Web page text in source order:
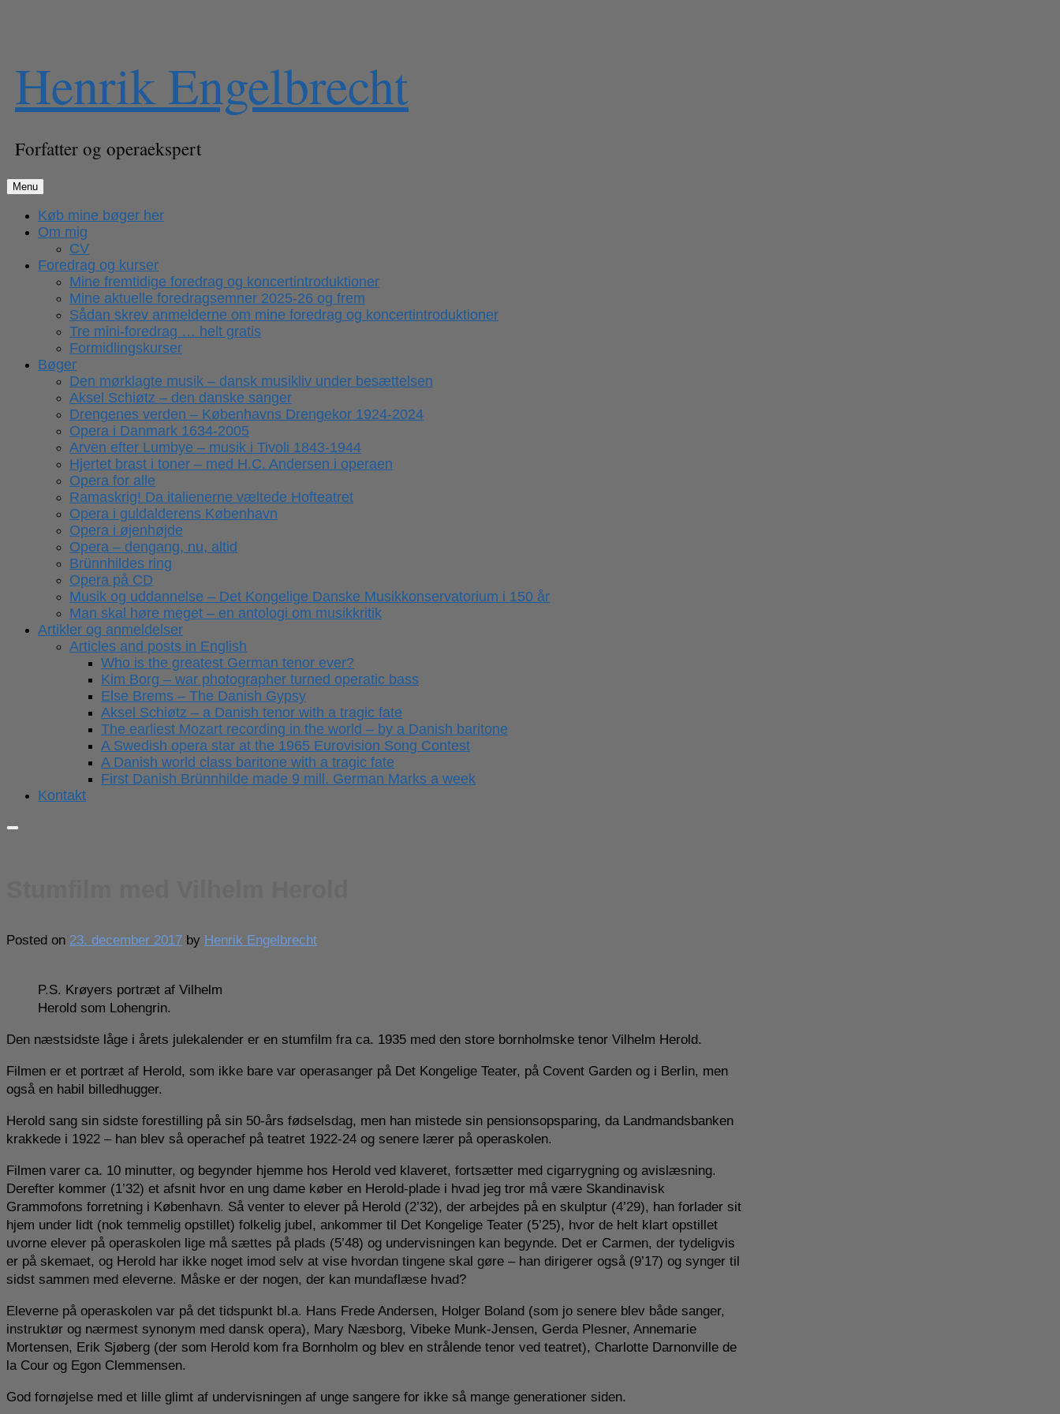
content
Henrik Engelbrecht
Forfatter og operaekspert
Menu
Køb mine bøger her
Om mig
CV
Foredrag og kurser
Mine fremtidige foredrag og koncertintroduktioner
Mine aktuelle foredragsemner 2025-26 og frem
Sådan skrev anmelderne om mine foredrag og koncertintroduktioner
Tre mini-foredrag … helt gratis
Formidlingskurser
Bøger
Den mørklagte musik – dansk musikliv under besættelsen
Aksel Schiøtz – den danske sanger
Drengenes verden – Københavns Drengekor 1924-2024
Opera i Danmark 1634-2005
Arven efter Lumbye – musik i Tivoli 1843-1944
Hjertet brast i toner – med H.C. Andersen i operaen
Opera for alle
Ramaskrig! Da italienerne væltede Hofteatret
Opera i guldalderens København
Opera i øjenhøjde
Opera – dengang, nu, altid
Brünnhildes ring
Opera på CD
Musik og uddannelse – Det Kongelige Danske Musikkonservatorium i 150 år
Man skal høre meget – en antologi om musikkritik
Artikler og anmeldelser
Articles and posts in English
Who is the greatest German tenor ever?
Kim Borg – war photographer turned operatic bass
Else Brems – The Danish Gypsy
Aksel Schiøtz – a Danish tenor with a tragic fate
The earliest Mozart recording in the world – by a Danish baritone
A Swedish opera star at the 1965 Eurovision Song Contest
A Danish world class baritone with a tragic fate
First Danish Brünnhilde made 9 mill. German Marks a week
Kontakt
Posted on 23. december 2017 by Henrik Engelbrecht
P.S. Krøyers portræt af Vilhelm
Herold som Lohengrin.
Den næstsidste låge i årets julekalender er en stumfilm fra ca. 1935 med den store bornholmske tenor Vilhelm Herold.
Filmen er et portræt af Herold, som ikke bare var operasanger på Det Kongelige Teater, på Covent Garden og i Berlin, men
også en habil billedhugger.
Herold sang sin sidste forestilling på sin 50-års fødselsdag, men han mistede sin pensionsopsparing, da Landmandsbanken
krakkede i 1922 – han blev så operachef på teatret 1922-24 og senere lærer på operaskolen.
Filmen varer ca. 10 minutter, og begynder hjemme hos Herold ved klaveret, fortsætter med cigarrygning og avislæsning.
Derefter kommer (1’32) et afsnit hvor en ung dame køber en Herold-plade i hvad jeg tror må være Skandinavisk
Grammofons forretning i København. Så venter to elever på Herold (2’32), der arbejdes på en skulptur (4’29), han forlader sit
hjem under lidt (nok temmelig opstillet) folkelig jubel, ankommer til Det Kongelige Teater (5’25), hvor de helt klart opstillet
uvorne elever på operaskolen lige må sættes på plads (5’48) og undervisningen kan begynde. Det er Carmen, der tydeligvis
er på skemaet, og Herold har ikke noget imod selv at vise hvordan tingene skal gøre – han dirigerer også (9’17) og synger til
sidst sammen med eleverne. Måske er der nogen, der kan mundaflæse hvad?
Eleverne på operaskolen var på det tidspunkt bl.a. Hans Frede Andersen, Holger Boland (som jo senere blev både sanger,
instruktør og nærmest synonym med dansk opera), Mary Næsborg, Vibeke Munk-Jensen, Gerda Plesner, Annemarie
Mortensen, Erik Sjøberg (der som Herold kom fra Bornholm og blev en strålende tenor ved teatret), Charlotte Darnonville de
la Cour og Egon Clemmensen.
God fornøjelse med et lille glimt af undervisningen af unge sangere for ikke så mange generationer siden.